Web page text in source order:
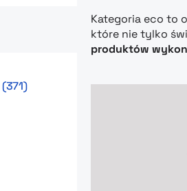
(371)
Kategoria eco to
które nie tylko
produktów